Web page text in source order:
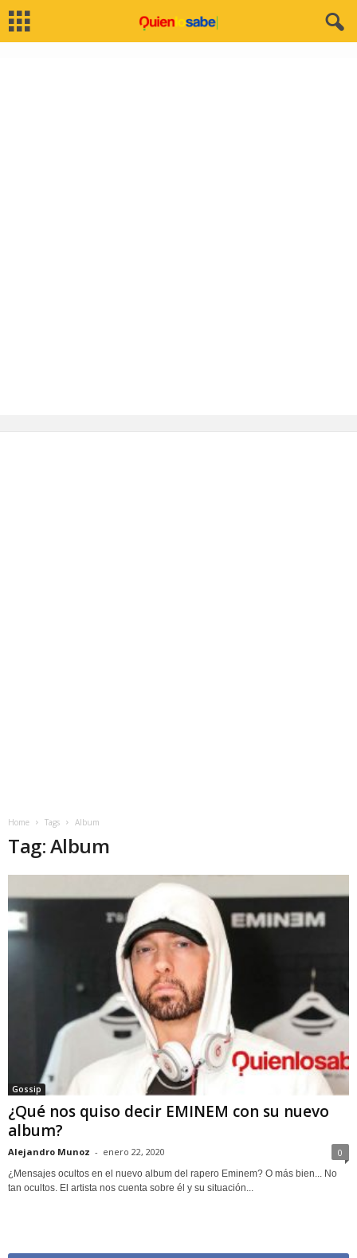
Home Tags Album
Tag: Album
Gossip
¿Qué nos quiso decir EMINEM con su nuevo
album?
Alejandro Munoz - enero 22, 2020 0
¿Mensajes ocultos en el nuevo album del rapero Eminem? O más bien... No
tan ocultos. El artista nos cuenta sobre él y su situación...